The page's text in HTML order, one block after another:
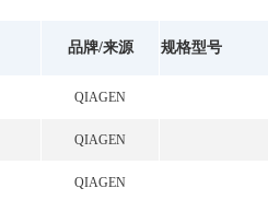
品牌/来源 规格型号
QIAGEN
QIAGEN
QIAGEN